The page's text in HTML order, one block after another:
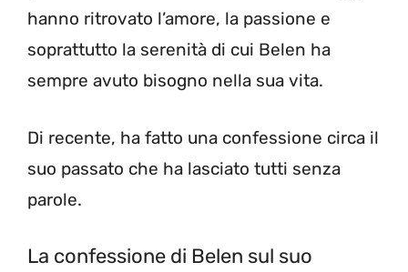
hanno ritrovato l’amore, la passione e
soprattutto la serenità di cui Belen ha
sempre avuto bisogno nella sua vita.
Di recente, ha fatto una confessione circa il
suo passato che ha lasciato tutti senza
parole.
La confessione di Belen sul suo